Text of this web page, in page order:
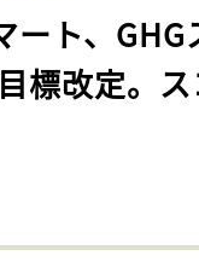
ート、GHG
標改定。